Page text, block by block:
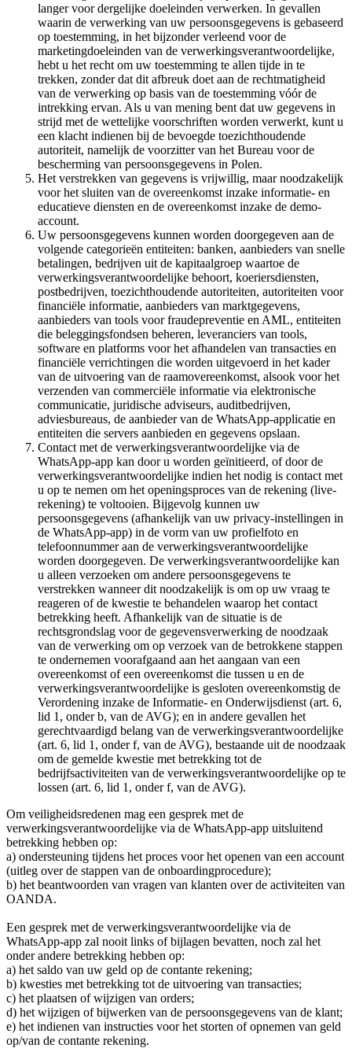
langer voor dergelijke doeleinden verwerken. In gevallen
waarin de verwerking van uw persoonsgegevens is gebaseerd
op toestemming, in het bijzonder verleend voor de
marketingdoeleinden van de verwerkingsverantwoordelijke,
hebt u het recht om uw toestemming te allen tijde in te
trekken, zonder dat dit afbreuk doet aan de rechtmatigheid
van de verwerking op basis van de toestemming vóór de
intrekking ervan. Als u van mening bent dat uw gegevens in
strijd met de wettelijke voorschriften worden verwerkt, kunt u
een klacht indienen bij de bevoegde toezichthoudende
autoriteit, namelijk de voorzitter van het Bureau voor de
bescherming van persoonsgegevens in Polen.
Het verstrekken van gegevens is vrijwillig, maar noodzakelijk
voor het sluiten van de overeenkomst inzake informatie- en
educatieve diensten en de overeenkomst inzake de demo-
account.
Uw persoonsgegevens kunnen worden doorgegeven aan de
volgende categorieën entiteiten: banken, aanbieders van snelle
betalingen, bedrijven uit de kapitaalgroep waartoe de
verwerkingsverantwoordelijke behoort, koeriersdiensten,
postbedrijven, toezichthoudende autoriteiten, autoriteiten voor
financiële informatie, aanbieders van marktgegevens,
aanbieders van tools voor fraudepreventie en AML, entiteiten
die beleggingsfondsen beheren, leveranciers van tools,
software en platforms voor het afhandelen van transacties en
financiële verrichtingen die worden uitgevoerd in het kader
van de uitvoering van de raamovereenkomst, alsook voor het
verzenden van commerciële informatie via elektronische
communicatie, juridische adviseurs, auditbedrijven,
adviesbureaus, de aanbieder van de WhatsApp-applicatie en
entiteiten die servers aanbieden en gegevens opslaan.
Contact met de verwerkingsverantwoordelijke via de
WhatsApp-app kan door u worden geïnitieerd, of door de
verwerkingsverantwoordelijke indien het nodig is contact met
u op te nemen om het openingsproces van de rekening (live-
rekening) te voltooien. Bijgevolg kunnen uw
persoonsgegevens (afhankelijk van uw privacy-instellingen in
de WhatsApp-app) in de vorm van uw profielfoto en
telefoonnummer aan de verwerkingsverantwoordelijke
worden doorgegeven. De verwerkingsverantwoordelijke kan
u alleen verzoeken om andere persoonsgegevens te
verstrekken wanneer dit noodzakelijk is om op uw vraag te
reageren of de kwestie te behandelen waarop het contact
betrekking heeft. Afhankelijk van de situatie is de
rechtsgrondslag voor de gegevensverwerking de noodzaak
van de verwerking om op verzoek van de betrokkene stappen
te ondernemen voorafgaand aan het aangaan van een
overeenkomst of een overeenkomst die tussen u en de
verwerkingsverantwoordelijke is gesloten overeenkomstig de
Verordening inzake de Informatie- en Onderwijsdienst (art. 6,
lid 1, onder b, van de AVG); en in andere gevallen het
gerechtvaardigd belang van de verwerkingsverantwoordelijke
(art. 6, lid 1, onder f, van de AVG), bestaande uit de noodzaak
om de gemelde kwestie met betrekking tot de
bedrijfsactiviteiten van de verwerkingsverantwoordelijke op te
lossen (art. 6, lid 1, onder f, van de AVG).
Om veiligheidsredenen mag een gesprek met de
verwerkingsverantwoordelijke via de WhatsApp-app uitsluitend
betrekking hebben op:
a) ondersteuning tijdens het proces voor het openen van een account
(uitleg over de stappen van de onboardingprocedure);
b) het beantwoorden van vragen van klanten over de activiteiten van
OANDA.
Een gesprek met de verwerkingsverantwoordelijke via de
WhatsApp-app zal nooit links of bijlagen bevatten, noch zal het
onder andere betrekking hebben op:
a) het saldo van uw geld op de contante rekening;
b) kwesties met betrekking tot de uitvoering van transacties;
c) het plaatsen of wijzigen van orders;
d) het wijzigen of bijwerken van de persoonsgegevens van de klant;
e) het indienen van instructies voor het storten of opnemen van geld
op/van de contante rekening.